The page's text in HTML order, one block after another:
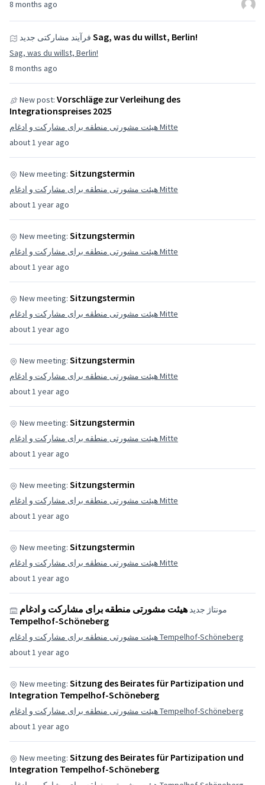
8 months ago
8 months ago
Sag, was du willst, Berlin!
Sag, was du willst, Berlin!
about 1 year ago
New post: Vorschläge zur Verleihung des
Integrationspreises 2025
هیئت مشورتی منطقه برای مشارکت و ادغام Mitte
about 1 year ago
New meeting: Sitzungstermin
هیئت مشورتی منطقه برای مشارکت و ادغام Mitte
about 1 year ago
New meeting: Sitzungstermin
هیئت مشورتی منطقه برای مشارکت و ادغام Mitte
about 1 year ago
New meeting: Sitzungstermin
هیئت مشورتی منطقه برای مشارکت و ادغام Mitte
about 1 year ago
New meeting: Sitzungstermin
هیئت مشورتی منطقه برای مشارکت و ادغام Mitte
about 1 year ago
New meeting: Sitzungstermin
هیئت مشورتی منطقه برای مشارکت و ادغام Mitte
about 1 year ago
New meeting: Sitzungstermin
هیئت مشورتی منطقه برای مشارکت و ادغام Mitte
about 1 year ago
New meeting: Sitzungstermin
هیئت مشورتی منطقه برای مشارکت و ادغام Mitte
about 1 year ago
مونتاژ جدیدهیئت مشورتی منطقه برای مشارکت و ادغام
Tempelhof-Schöneberg
هیئت مشورتی منطقه برای مشارکت و ادغام Tempelhof-Schöneberg
about 1 year ago
New meeting: Sitzung des Beirates für Partizipation und
Integration Tempelhof-Schöneberg
هیئت مشورتی منطقه برای مشارکت و ادغام Tempelhof-Schöneberg
New meeting: Sitzung des Beirates für Partizipation und
Integration Tempelhof-Schöneberg